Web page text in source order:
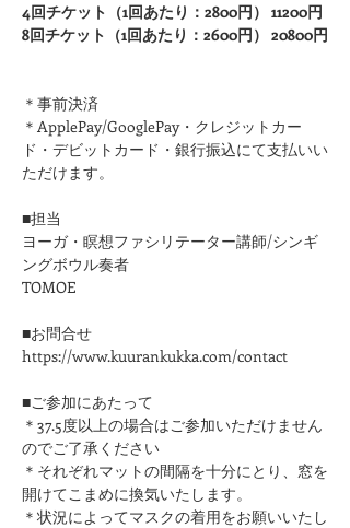
4回チケット（1回あたり：2800円） 11200円
8回チケット（1回あたり：2600円） 20800円
＊事前決済
＊ApplePay/GooglePay・クレジットカー
ド・デビットカード・銀行振込にて支払いい
ただけます。
■担当
ヨーガ・瞑想ファシリテーター講師/シンギ
ングボウル奏者
TOMOE
■お問合せ
https://www.kuurankukka.com/contact
■ご参加にあたって
＊37.5度以上の場合はご参加いただけません
のでご了承ください
​＊それぞれマットの間隔を十分にとり、窓を
開けてこまめに換気いたします。
＊状況によってマスクの着用をお願いいたし